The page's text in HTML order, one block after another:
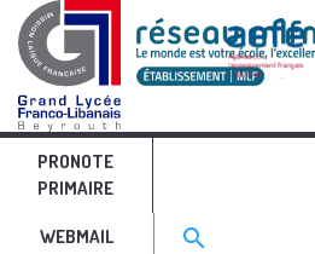
PRONOTE
PRIMAIRE
WEBMAIL Search for:>
search
ETABLISSEMENT